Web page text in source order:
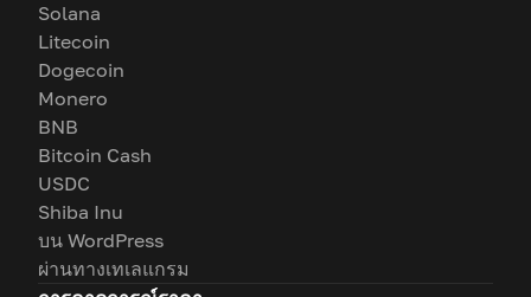
Solana
Litecoin
Dogecoin
Monero
BNB
Bitcoin Cash
USDC
Shiba Inu
บน WordPress
ผ่านทางเทเลแกรม